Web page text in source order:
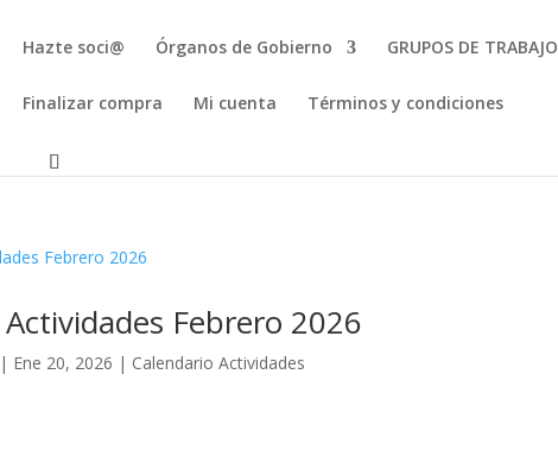
Hazte soci@ Órganos de Gobierno GRUPOS DE TRABAJO
Finalizar compra Mi cuenta Términos y condiciones
Febrero 2026
| Ene 20, 2026 | Calendario Actividades